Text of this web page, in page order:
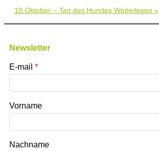
10.Oktober – Tag des Hundes Weiterlesen »
Newsletter
E-mail
Vorname
Nachname